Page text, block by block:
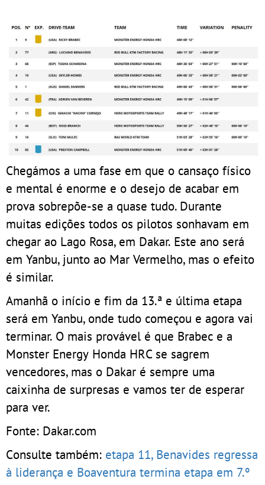
Chegámos a uma fase em que o cansaço físico
e mental é enorme e o desejo de acabar em
prova sobrepõe-se a quase tudo. Durante
muitas edições todos os pilotos sonhavam em
chegar ao Lago Rosa, em Dakar. Este ano será
em Yanbu, junto ao Mar Vermelho, mas o efeito
é similar.
Amanhã o início e fim da 13.ª e última etapa
será em Yanbu, onde tudo começou e agora vai
terminar. O mais provável é que Brabec e a
Monster Energy Honda HRC se sagrem
vencedores, mas o Dakar é sempre uma
caixinha de surpresas e vamos ter de esperar
para ver.
Fonte: Dakar.com
Consulte também: etapa 11, Benavides regressa
à liderança e Boaventura termina etapa em 7.º